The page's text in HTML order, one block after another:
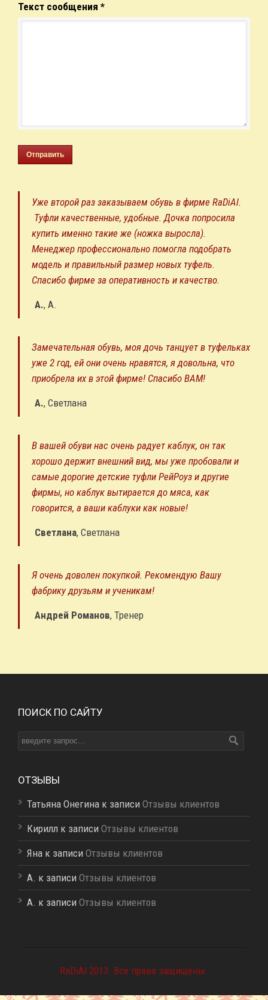
Текст сообщения *
Отправить
Уже второй раз заказываем обувь в фирме RaDiAl.
Туфли качественные, удобные. Дочка попросила
купить именно такие же (ножка выросла).
Менеджер профессионально помогла подобрать
модель и правильный размер новых туфель.
Спасибо фирме за оперативность и качество.
А., А.
Замечательная обувь, моя дочь танцует в туфельках
уже 2 год, ей они очень нравятся, я довольна, что
приобрела их в этой фирме! Спасибо ВАМ!
A., Светлана
В вашей обуви нас очень радует каблук, он так
хорошо держит внешний вид, мы уже пробовали и
самые дорогие детские туфли РейРоуз и другие
фирмы, но каблук вытирается до мяса, как
говорится, а ваши каблуки как новые!
Светлана, Светлана
Я очень доволен покупкой. Рекомендую Вашу
фабрику друзьям и ученикам!
Андрей Романов, Тренер
ПОИСК ПО САЙТУ
ОТЗЫВЫ
Татьяна Онегина к записи Отзывы клиентов
Кирилл к записи Отзывы клиентов
Яна к записи Отзывы клиентов
A. к записи Отзывы клиентов
A. к записи Отзывы клиентов
RaDiAl 2013. Все права защищены.